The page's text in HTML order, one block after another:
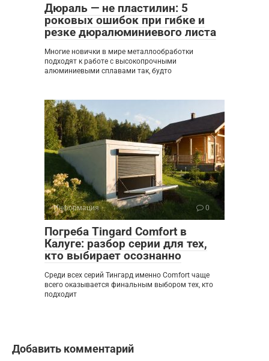
Дюраль — не пластилин: 5
роковых ошибок при гибке и
резке дюралюминиевого листа
Многие новички в мире металлообработки
подходят к работе с высокопрочными
алюминиевыми сплавами так, будто
Информация 0
Погреба Tingard Comfort в
Калуге: разбор серии для тех,
кто выбирает осознанно
Среди всех серий Тингард именно Comfort чаще
всего оказывается финальным выбором тех, кто
подходит
Добавить комментарий